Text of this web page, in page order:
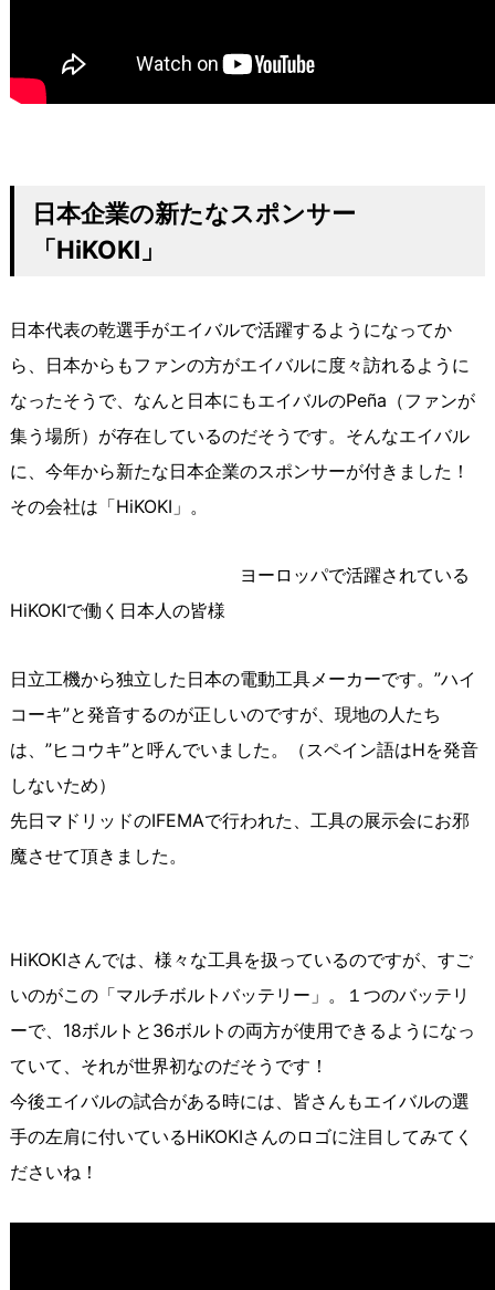
日本企業の新たなスポンサー
「HiKOKI 」
日本代表の乾選手がエイバルで活躍するようになってか
ら、日本からもファンの方がエイバルに度々訪れるように
なったそうで、なんと日本にもエイバルのPeña（ファンが
集う場所）が存在しているのだそうです。そんなエイバル
に、今年から新たな日本企業のスポンサーが付きました！
その会社は「HiKOKI」。
ヨーロッパで活躍されている
HiKOKIで働く日本人の皆様
日立工機から独立した日本の電動工具メーカーです。”ハイ
コーキ”と発音するのが正しいのですが、現地の人たち
は、”ヒコウキ”と呼んでいました。（スペイン語はHを発音
しないため）
先日マドリッドのIFEMAで行われた、工具の展示会にお邪
魔させて頂きました。
HiKOKIさんでは、様々な工具を扱っているのですが、すご
いのがこの「マルチボルトバッテリー」。１つのバッテリ
ーで、18ボルトと36ボルトの両方が使用できるようになっ
ていて、それが世界初なのだそうです！
今後エイバルの試合がある時には、皆さんもエイバルの選
手の左肩に付いているHiKOKIさんのロゴに注目してみてく
ださいね！